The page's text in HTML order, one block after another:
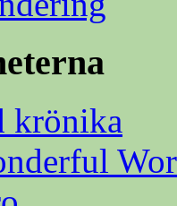
krönika